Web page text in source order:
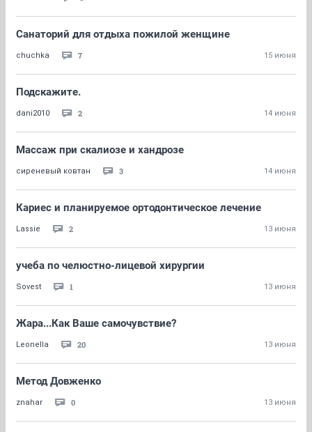
Санаторий для отдыха пожилой женщине
chuchka 7 15 июня
Подскажите.
dani2010 2 14 июня
Массаж при скалиозе и хандрозе
сиреневый ковтан 3 14 июня
Кариес и планируемое ортодонтическое лечение
Lassie 2 13 июня
учеба по челюстно-лицевой хирургии
Sovest 1 13 июня
Жара...Как Ваше самочувствие?
Leonella 20 13 июня
Метод Довженко
znahar 0 13 июня